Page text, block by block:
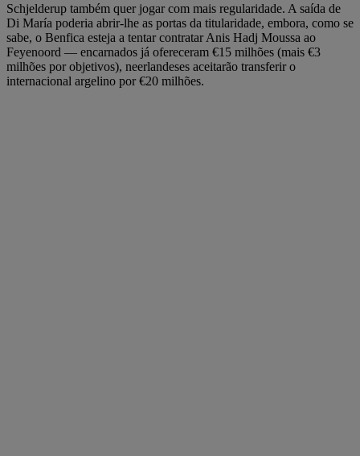
Schjelderup também quer jogar com mais regularidade. A saída de
Di María poderia abrir-lhe as portas da titularidade, embora, como se
sabe, o Benfica esteja a tentar contratar Anis Hadj Moussa ao
Feyenoord — encarnados já ofereceram €15 milhões (mais €3
milhões por objetivos), neerlandeses aceitarão transferir o
internacional argelino por €20 milhões.